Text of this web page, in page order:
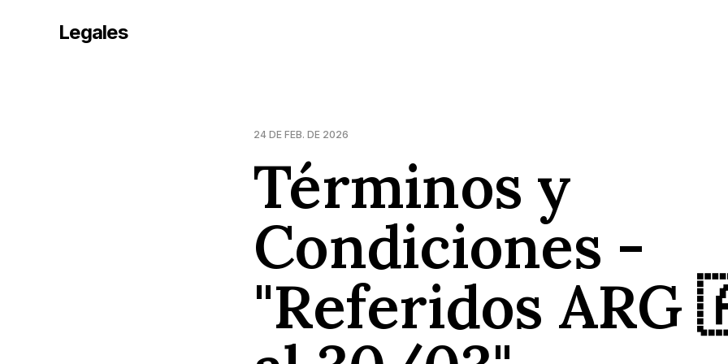
Legales
24 DE FEB. DE 2026
Términos y
Condiciones -
"Referidos